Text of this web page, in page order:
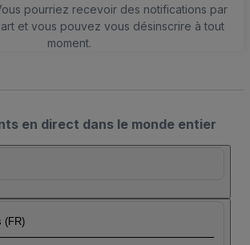
pourriez recevoir des notifications par
et vous pouvez vous désinscrire à tout
moment.
en direct dans le monde entier
(FR)